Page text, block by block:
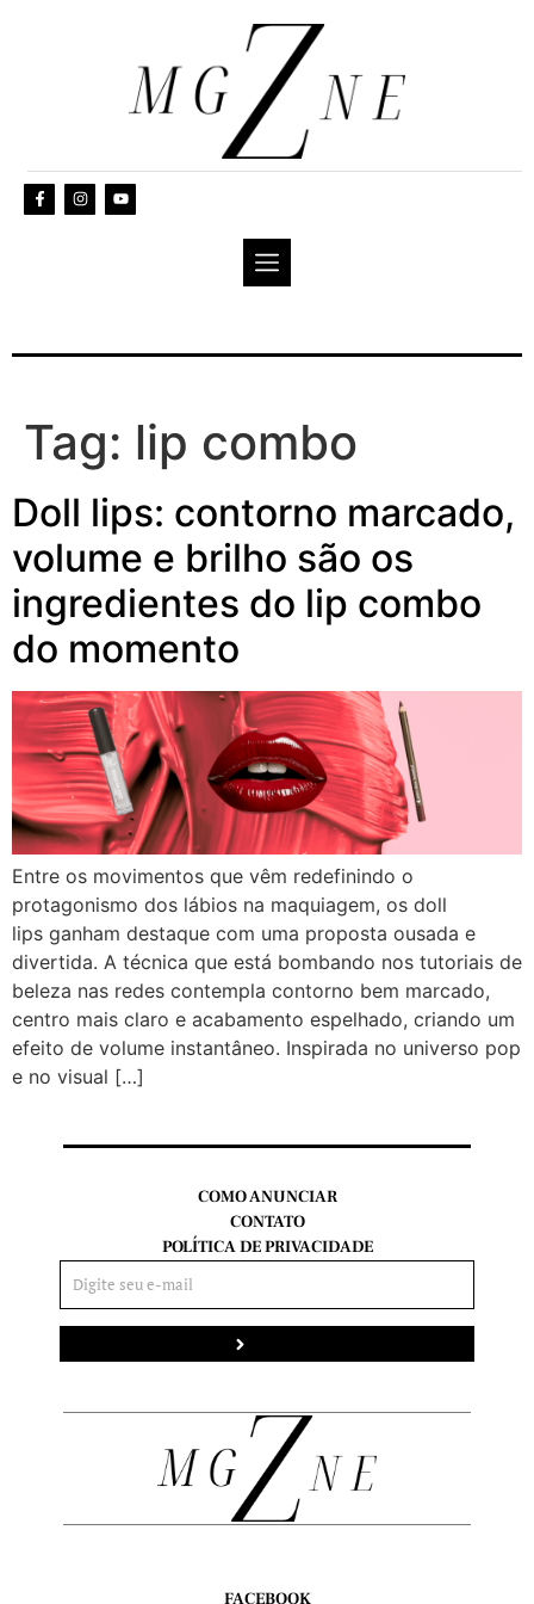
Tag: lip combo
Doll lips: contorno marcado,
volume e brilho são os
ingredientes do lip combo
do momento
Entre os movimentos que vêm redefinindo o
protagonismo dos lábios na maquiagem, os doll
lips ganham destaque com uma proposta ousada e
divertida. A técnica que está bombando nos tutoriais de
beleza nas redes contempla contorno bem marcado,
centro mais claro e acabamento espelhado, criando um
efeito de volume instantâneo. Inspirada no universo pop
e no visual […]
FACEBOOK
COMO ANUNCIAR
CONTATO
POLÍTICA DE PRIVACIDADE